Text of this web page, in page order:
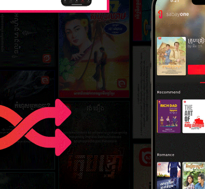
ភាគ​ទី​៥
២៤ ឧសភា ២០១៦
ភាគ​ទី​៧
២៦ ឧសភា ២០១៦